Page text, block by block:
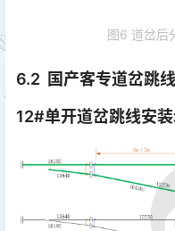
图6 道岔后
6.2 国产客专道岔跳
12#单开道岔跳线安